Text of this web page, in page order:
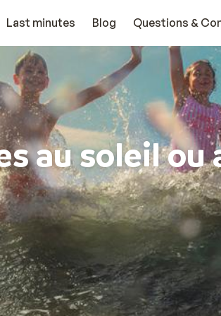
Last minutes Blog Questions &
au soleil ou